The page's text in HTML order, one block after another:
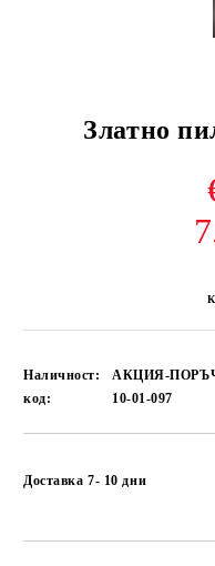
Златно
Наличност:
АКЦИЯ-
код:
10-01-097
Доставка 7- 10 дни